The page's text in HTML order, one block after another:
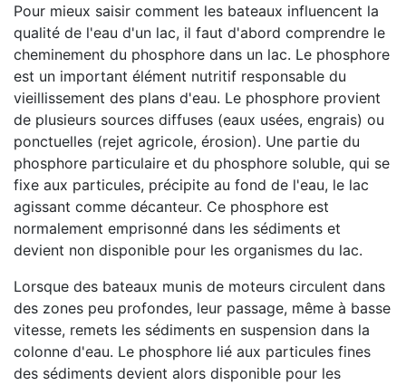
Pour mieux saisir comment les bateaux influencent la
qualité de l'eau d'un lac, il faut d'abord comprendre le
cheminement du phosphore dans un lac. Le phosphore
est un important élément nutritif responsable du
vieillissement des plans d'eau. Le phosphore provient
de plusieurs sources diffuses (eaux usées, engrais) ou
ponctuelles (rejet agricole, érosion). Une partie du
phosphore particulaire et du phosphore soluble, qui se
fixe aux particules, précipite au fond de l'eau, le lac
agissant comme décanteur. Ce phosphore est
normalement emprisonné dans les sédiments et
devient non disponible pour les organismes du lac.
Lorsque des bateaux munis de moteurs circulent dans
des zones peu profondes, leur passage, même à basse
vitesse, remets les sédiments en suspension dans la
colonne d'eau. Le phosphore lié aux particules fines
des sédiments devient alors disponible pour les